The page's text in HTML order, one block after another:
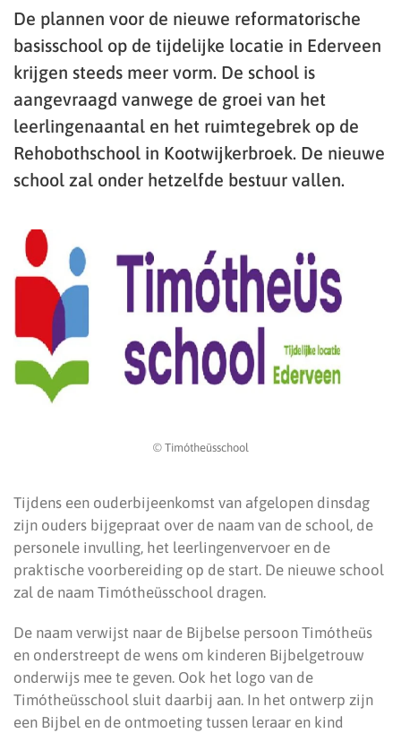
De plannen voor de nieuwe reformatorische
basisschool op de tijdelijke locatie in Ederveen
krijgen steeds meer vorm. De school is
aangevraagd vanwege de groei van het
leerlingenaantal en het ruimtegebrek op de
Rehobothschool in Kootwijkerbroek. De nieuwe
school zal onder hetzelfde bestuur vallen.
© Timótheüsschool
Tijdens een ouderbijeenkomst van afgelopen dinsdag
zijn ouders bijgepraat over de naam van de school, de
personele invulling, het leerlingenvervoer en de
praktische voorbereiding op de start. De nieuwe school
zal de naam Timótheüsschool dragen.
De naam verwijst naar de Bijbelse persoon Timótheüs
en onderstreept de wens om kinderen Bijbelgetrouw
onderwijs mee te geven. Ook het logo van de
Timótheüsschool sluit daarbij aan. In het ontwerp zijn
een Bijbel en de ontmoeting tussen leraar en kind